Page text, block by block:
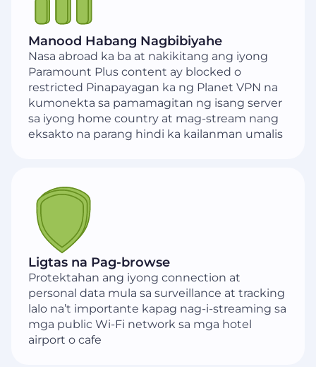
Manood Habang Nagbibiyahe
Nasa abroad ka ba at nakikitang ang iyong
Paramount Plus content ay blocked o
restricted Pinapayagan ka ng Planet VPN na
kumonekta sa pamamagitan ng isang server
sa iyong home country at mag-stream nang
eksakto na parang hindi ka kailanman umalis
Ligtas na Pag-browse
Protektahan ang iyong connection at
personal data mula sa surveillance at tracking
lalo na’t importante kapag nag-i-streaming sa
mga public Wi-Fi network sa mga hotel
airport o cafe